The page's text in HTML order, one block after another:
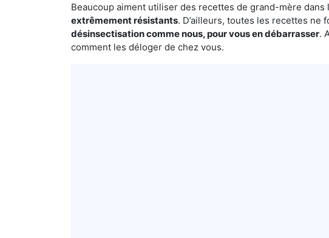
Beaucoup aiment utiliser des recettes de grand-mère dans
extrêmement résistants. D’ailleurs, toutes les recettes
désinsectisation comme nous, pour vous en débarrasser.
comment les déloger de chez vous.